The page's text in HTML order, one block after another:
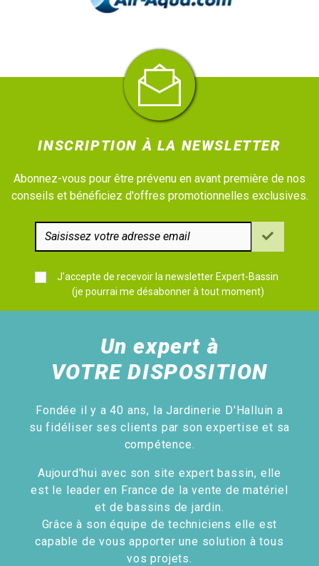
INSCRIPTION À LA NEWSLETTER
Abonnez-vous pour être prévenu en avant première de nos
conseils et bénéficiez d'offres promotionnelles exclusives.
J'accepte de recevoir la newsletter Expert-Bassin
(je pourrai me désabonner à tout moment)
Un expert à
VOTRE DISPOSITION
Fondée il y a 40 ans, la Jardinerie D'Halluin a
su fidéliser ses clients par son expertise et sa
compétence.
Aujourd'hui avec son site expert bassin, elle
est le leader en France de la vente de matériel
et de bassins de jardin.
Grâce à son équipe de techniciens elle est
capable de vous apporter une solution à tous
vos projets.